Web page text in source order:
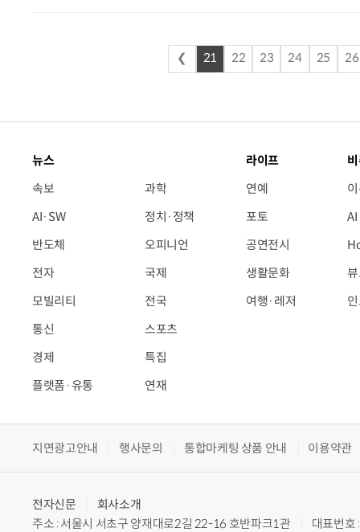
❮ 21 22 23 24 25 26
뉴스
속보
AI·SW
반도체
전자
모빌리티
통신
경제
플랫폼·유통
과학
정치·정책
오피니언
국제
전국
스포츠
특집
연재
라이프
연예
포토
공연전시
생활문화
여행·레저
지면광고안내 행사문의 통합마케팅 상품 안내 이용약관
전자신문
회사소개
주소 : 서울시 서초구 양재대로2길 22-16 호반파크1관
대표번